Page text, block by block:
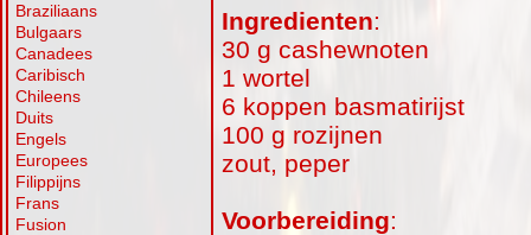
Braziliaans
Bulgaars
Canadees
Caribisch
Chileens
Duits
Engels
Europees
Filippijns
Frans
Fusion
Ingredienten:
30 g cashewnoten
1 wortel
6 koppen basmatirijst
100 g rozijnen
zout, peper
Voorbereiding: